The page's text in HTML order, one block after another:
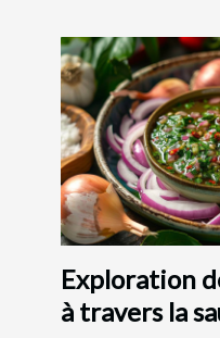
Exploration
à travers la